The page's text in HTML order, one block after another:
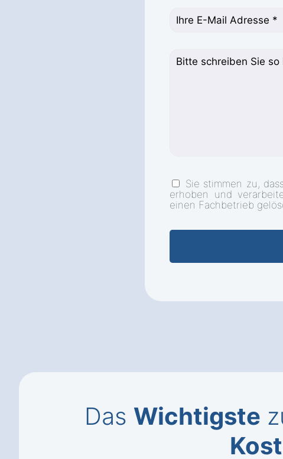
Sie stimmen zu,
erhoben und
einen Fachbetrieb
Das Wichtigste